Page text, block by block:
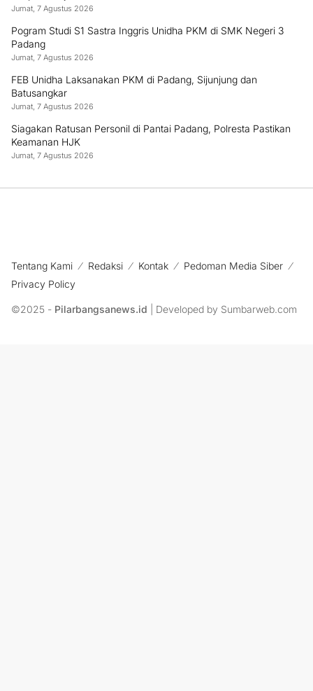
Jumat, 7 Agustus 2026
Pogram Studi S1 Sastra Inggris Unidha PKM di SMK Negeri 3
Padang
Jumat, 7 Agustus 2026
FEB Unidha Laksanakan PKM di Padang, Sijunjung dan
Batusangkar
Jumat, 7 Agustus 2026
Siagakan Ratusan Personil di Pantai Padang, Polresta Pastikan
Keamanan HJK
Jumat, 7 Agustus 2026
Tentang Kami Redaksi Kontak
Pedoman Media Siber
Privacy Policy
©2025 - Pilarbangsanews.id | Developed by Sumbarweb.com